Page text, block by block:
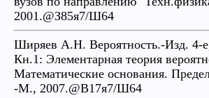
2001.@З85я7/Ш64
Ширяев А.Н. Вероятность.-Изд. 4-
Кн.1: Элементарная теория
Математические основания.
-М., 2007.@В17я7/Ш64